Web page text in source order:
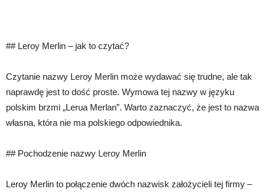
## Leroy Merlin – jak to czytać?
Czytanie nazwy Leroy Merlin może wydawać się trudne, ale tak
naprawdę jest to dość proste. Wymowa tej nazwy w języku
polskim brzmi „Lerua Merlan”. Warto zaznaczyć, że jest to nazwa
własna, która nie ma polskiego odpowiednika.
## Pochodzenie nazwy Leroy Merlin
Leroy Merlin to połączenie dwóch nazwisk założycieli tej firmy –